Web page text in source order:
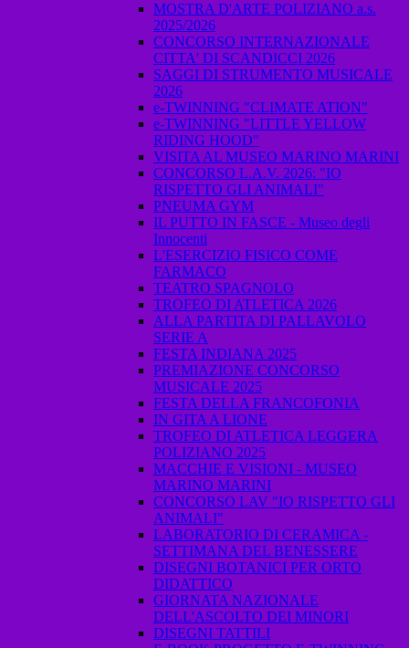
MOSTRA D'ARTE POLIZIANO a.s.
2025/2026
CONCORSO INTERNAZIONALE
CITTA' DI SCANDICCI 2026
SAGGI DI STRUMENTO MUSICALE
2026
e-TWINNING "CLIMATE ATION"
e-TWINNING "LITTLE YELLOW
RIDING HOOD"
VISITA AL MUSEO MARINO MARINI
CONCORSO L.A.V. 2026: "IO
RISPETTO GLI ANIMALI"
PNEUMA GYM
IL PUTTO IN FASCE - Museo degli
Innocenti
L'ESERCIZIO FISICO COME
FARMACO
TEATRO SPAGNOLO
TROFEO DI ATLETICA 2026
ALLA PARTITA DI PALLAVOLO
SERIE A
FESTA INDIANA 2025
PREMIAZIONE CONCORSO
MUSICALE 2025
FESTA DELLA FRANCOFONIA
IN GITA A LIONE
TROFEO DI ATLETICA LEGGERA
POLIZIANO 2025
MACCHIE E VISIONI - MUSEO
MARINO MARINI
CONCORSO LAV "IO RISPETTO GLI
ANIMALI"
LABORATORIO DI CERAMICA -
SETTIMANA DEL BENESSERE
DISEGNI BOTANICI PER ORTO
DIDATTICO
GIORNATA NAZIONALE
DELL'ASCOLTO DEI MINORI
DISEGNI TATTILI